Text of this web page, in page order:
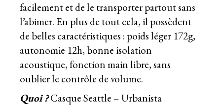
facilement et de le transporter partout sans
l’abimer. En plus de tout cela, il possèdent
de belles caractéristiques : poids léger 172g,
autonomie 12h, bonne isolation
acoustique, fonction main libre, sans
oublier le contrôle de volume.
Quoi ?Casque Seattle – Urbanista